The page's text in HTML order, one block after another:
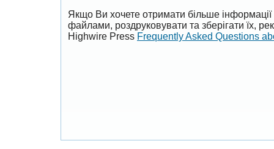
Якщо Ви хочете отримати більше
файлами, роздруковувати та зберігати їх,
Highwire Press Frequently Asked Questions